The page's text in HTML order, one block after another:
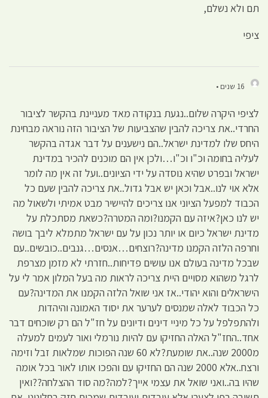
תם ולא נשלם,
ציפי
16 שנים •
לציפי היקרה שלום..נגעת בנקודה מאד מעניינת בהקשר לציבור
החרדי..את צריכה להבין שהצביעות של הציבור הזה נוראה מבחינת
היחס שלו למדינת ישראל..הם נישענים על דבר אגדה בהקשר
לעליה בחומה וכ"ו וכ"ו…ולכן אין הם מוכנים להכיר במדינת
ישראל ובפרט שהיא נוסדה על ידי הציונים..ועל זה אין מה לומר
אלא אוי לנו..אבל וכאן יש אבל גדול..את צריכה להבין שעם כל
הכבוד למפעל הציוני אנו צריכים להיישיר מבט אמיתי ולשאול מה
יש לנו כאן?איזה עם הקמנו?ומה המטרה?כשאת מסתכלת על
מדינת ישראל כיום או יותר נכון על עם ישראל מתמלא ליבך בושה
וחרפה הלזה הקמנו מדינה?רוצחים…אנסים…גנבים..כובשים..עם
שבכל מדינה בעולם אנו עושים פדיחות..חזרתי לא מזמן מצרפת
לרגל משהוא מסויים היית צריכה לראות מה בעל המלון אמר לי על
הישראלים והוא יהודי..אז אני שואל הלזה הקמנו את המדינה?עם
כל הכבוד לאלה שמנסים לערער את יסוד האמונה והיהדות
ולהתפלפל על כל מיניי דינים ודיונים על חז"ל הם רק שוכחים דבר
אחד..החז"ל האלה החזיקו עם להיות נורמלי ואור לעמים למעלה
מ2000 שנה..את שומעת?לא 60 שנה הפוכות שמלאות זבל וזימה
ורצח..אלא 2000 שנה הם החזיקו עם והפכו אותו לאור בכל אומה
שהיו בה..ואני שואל את עצמי אייך?למה?מה סוד ההצלחה??ואין